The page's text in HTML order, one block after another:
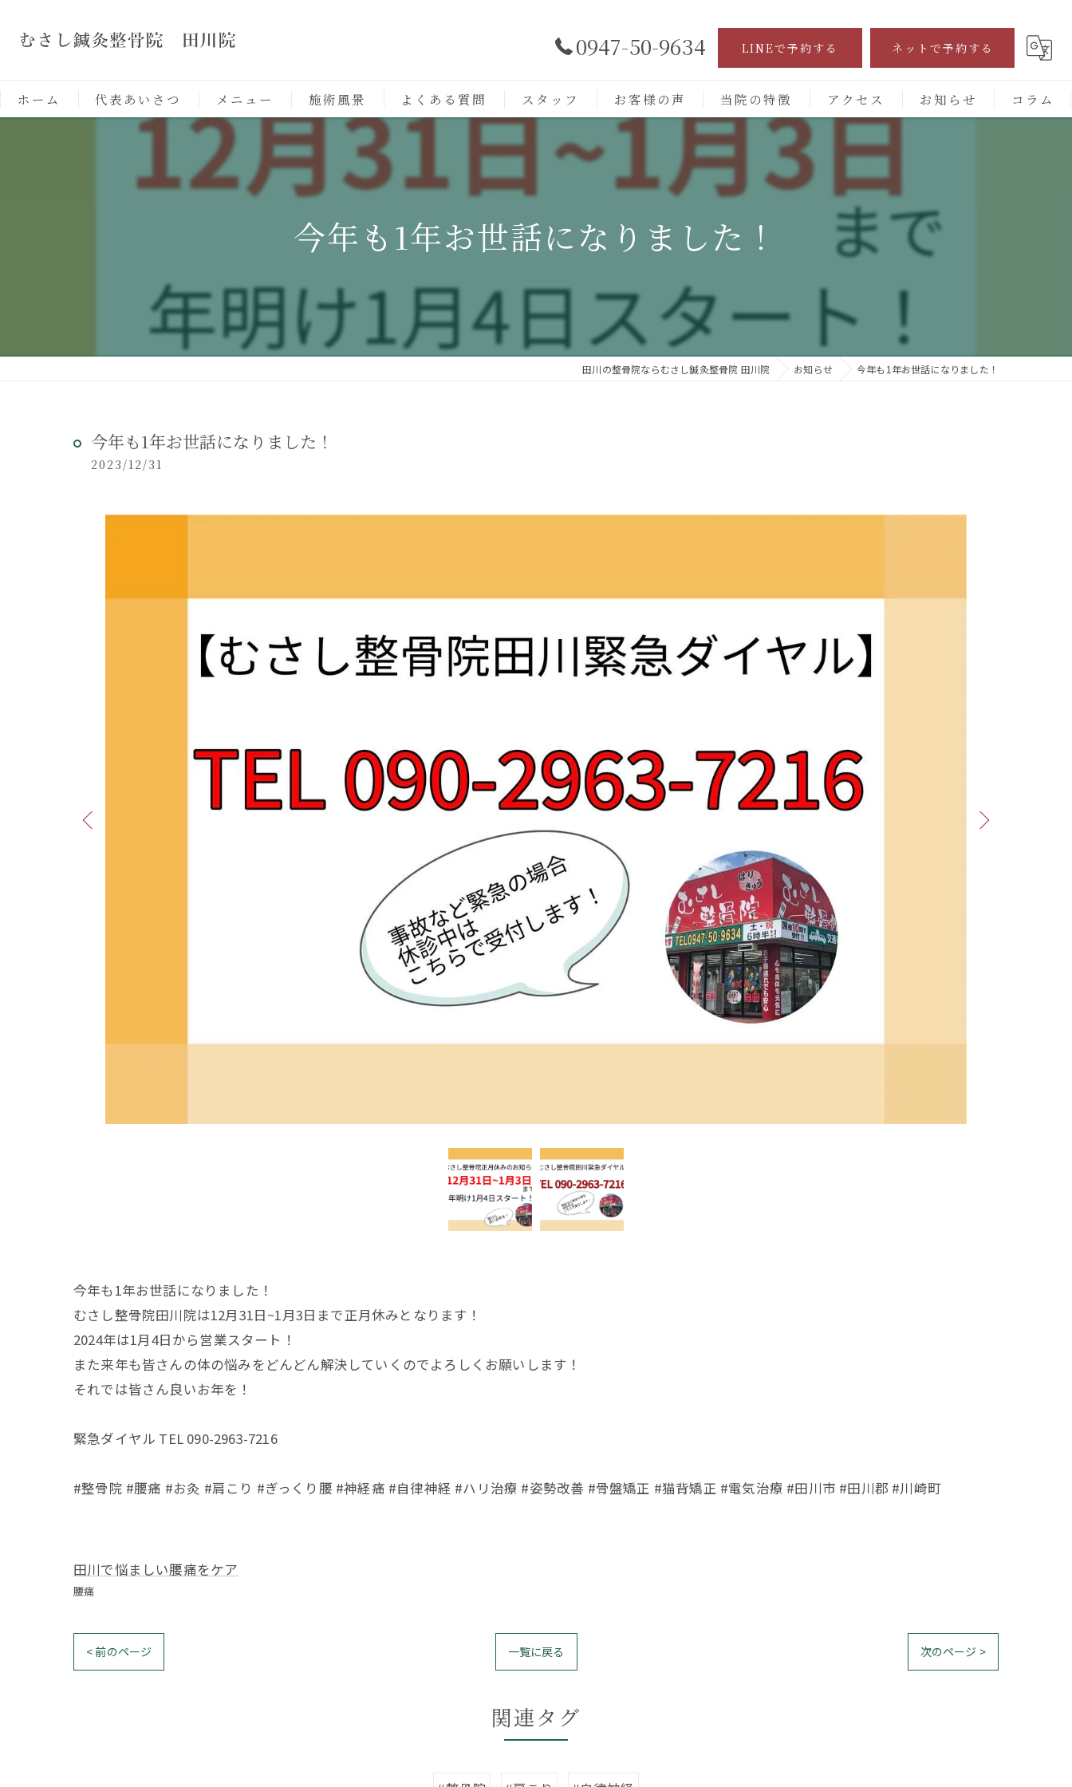
0947-50-9634 LINEで予約する ネットで予約する
ホーム 代表あいさつ メニュー 施術風景 よくある質問 スタッフ お客様の声 当院の特徴
自費診療
交通事故
保険施術
アクセス お知らせ コラム
今年も1年お世話になりました！
田川の整骨院ならむさし鍼灸整骨院 田川院 お知らせ 今年も1年お世話になりました！
今年も1年お世話になりました！
2023/12/31
今年も1年お世話になりました！
むさし整骨院田川院は12月31日~1月3日まで正月休みとなります！
2024年は1月4日から営業スタート！
また来年も皆さんの体の悩みをどんどん解決していくのでよろしくお願いします！
それでは皆さん良いお年を！
緊急ダイヤル TEL 090-2963-7216
#整骨院 #腰痛 #お灸 #肩こり #ぎっくり腰 #神経痛 #自律神経 #ハリ治療 #姿勢改善 #骨盤矯正 #猫背矯正 #電気治療 #田川市 #田川郡 #川崎町
田川で悩ましい腰痛をケア
腰痛
< 前のページ 一覧に戻る 次のページ >
関連タグ